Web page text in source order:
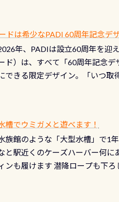
検をする度に1行目の「水漏れ
31までの間に、ドライスーツの
ドライスーツクリーニングだけ
せ 6月から10月の間で開催し
清流（水質汚染の少ない、また
「名水100選」にまた2001年に
ころでは12mほどあり十分ダイ
ウンカレントが発生している箇
(流される)のは快感です！ 特別
念物の「オオサンショウウオ」
が、ここ長良川ではかなりの
ドは希少なPADI 60周年記念デ
年、PADIは設立60周年を迎
ド）は、すべて「60周年記念
できる限定デザイン。「いつ取
営業日までの発行分 【注意事
オリジナルカード対象のディス
。 ※ 2026年12月の認定でも、
い出になる ダイビングを始め
槽でウミガメと遊べます！
族館のような「大型水槽」で1
と駅近くのケーズハーバー何
ンも履けます 潜降ロープも下